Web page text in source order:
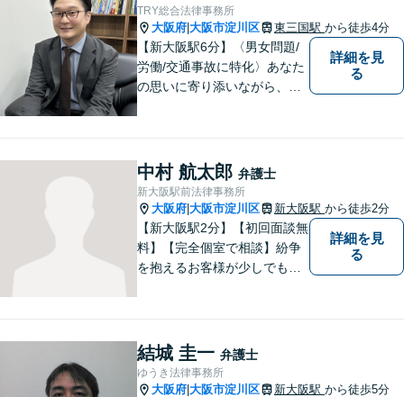
TRY総合法律事務所
大阪府 大阪市淀川区 東三国駅 から徒歩4分
【新大阪駅6分】〈男女問題/
労働/交通事故に特化〉あなた
の思いに寄り添いながら、明
据えた解決を目指します。
【メール・電話面談可】【東
三国駅4分】
詳細を見
る
中村 航太郎 弁護士
新大阪駅前法律事務所
大阪府 大阪市淀川区 新大阪駅 から徒歩2分
【新大阪駅2分】【初回面談無
料】【完全個室で相談】紛争
を抱えるお客様が少しでも早
なく、事実と法律をもとに根
本的な解決を導くことが弁護
士の役割だと考えています。
詳細を見
る
結城 圭一 弁護士
ゆうき法律事務所
大阪府 大阪市淀川区 新大阪駅 から徒歩5分